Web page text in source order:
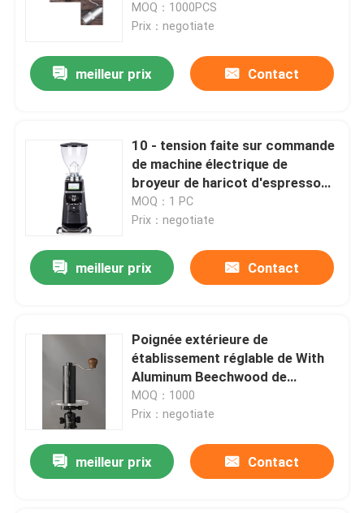
VR Show
Au sujet de nous
MOQ：1000PCS
Prix：negotiate
meilleur prix Contact
10 - tension faite sur commande
de machine électrique de
broyeur de haricot d'espresso
15kg/H
MOQ：1 PC
Prix：negotiate
meilleur prix Contact
Poignée extérieure de
établissement réglable de With
Aluminum Beechwood de
broyeur de café
MOQ：1000
Prix：negotiate
meilleur prix Contact